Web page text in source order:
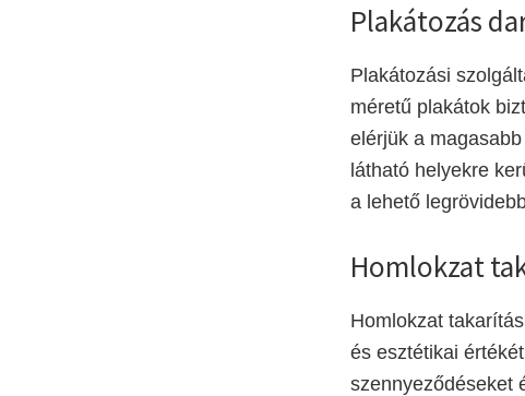
Plakátozás
Plakátozási
méretű plakátok
elérjük a
látható helyekre
a lehető
Homlokzat
Homlokzat
és esztétikai
szennyeződéseket